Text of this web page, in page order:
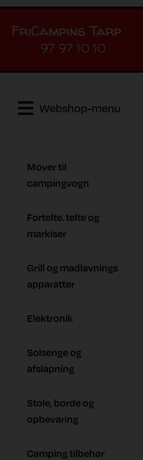
97 97 10 10
Webshop-menu
Mover til
campingvogn
Fortelte. telte og
markiser
Grill og madlavnings
apparatter
Elektronik
Solsenge og
afslapning
Stole, borde og
opbevaring
Camping tilbehør